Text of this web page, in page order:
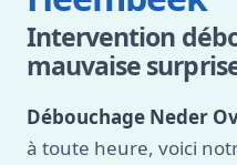
Intervention
mauvaise
Débouchage Neder
à toute heure, voici